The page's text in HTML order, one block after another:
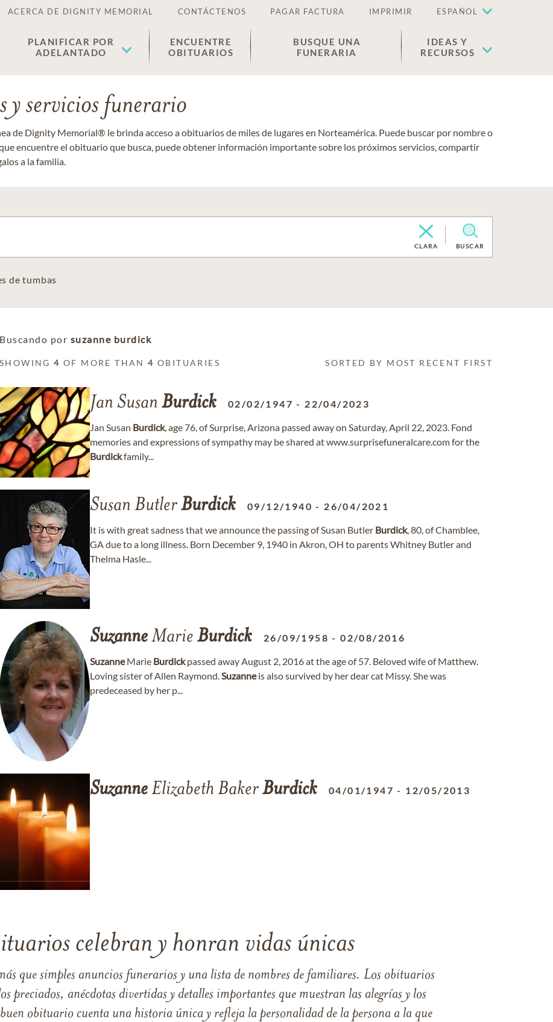
ACERCA DE DIGNITY MEMORIAL CONTÁCTENOS PAGAR FACTURA IMPRIMIR ESPAÑOL
PLANIFICAR POR
ADELANTADO
ENCUENTRE
OBITUARIOS
BUSQUE UNA
FUNERARIA
IDEAS Y
RECURSOS
y servicios funerario
de Dignity Memorial® le brinda acceso a obituarios de miles de lugares en Norteamérica. Puede buscar por nombre o
encuentre el obituario que busca, puede obtener información importante sobre los próximos servicios, compartir
a la familia.
CLARA BUSCAR
de tumbas
Buscando por suzanne burdick
SHOWING4 OF MORE THAN4 OBITUARIES SORTED BY MOST RECENT FIRST
Jan Susan Burdick 02/02/1947 - 22/04/2023
Jan Susan Burdick, age 76, of Surprise, Arizona passed away on Saturday, April 22, 2023. Fond
memories and expressions of sympathy may be shared at www.surprisefuneralcare.com for the
Burdickfamily...
Susan ButlerBurdick 09/12/1940 - 26/04/2021
It is with great sadness that we announce the passing of Susan Butler Burdick, 80, of Chamblee,
GA due to a long illness. Born December 9, 1940 in Akron, OH to parents Whitney Butler and
Thelma Hasle...
SuzanneMarie Burdick 26/09/1958 -02/08/2016
SuzanneMarie Burdickpassed away August 2, 2016 at the age of 57. Beloved wife of Matthew.
Loving sister of Allen Raymond.Suzanneis also survived by her dear cat Missy. She was
predeceased by her p...
SuzanneElizabeth BakerBurdick 04/01/1947 - 12/05/2013
celebran y honran vidas únicas
que simples anuncios funerarios y una lista de nombres de familiares. Los obituarios
preciados, anécdotas divertidas y detalles importantes que muestran las alegrías y los
obituario cuenta una historia única y refleja la personalidad de la persona a la que